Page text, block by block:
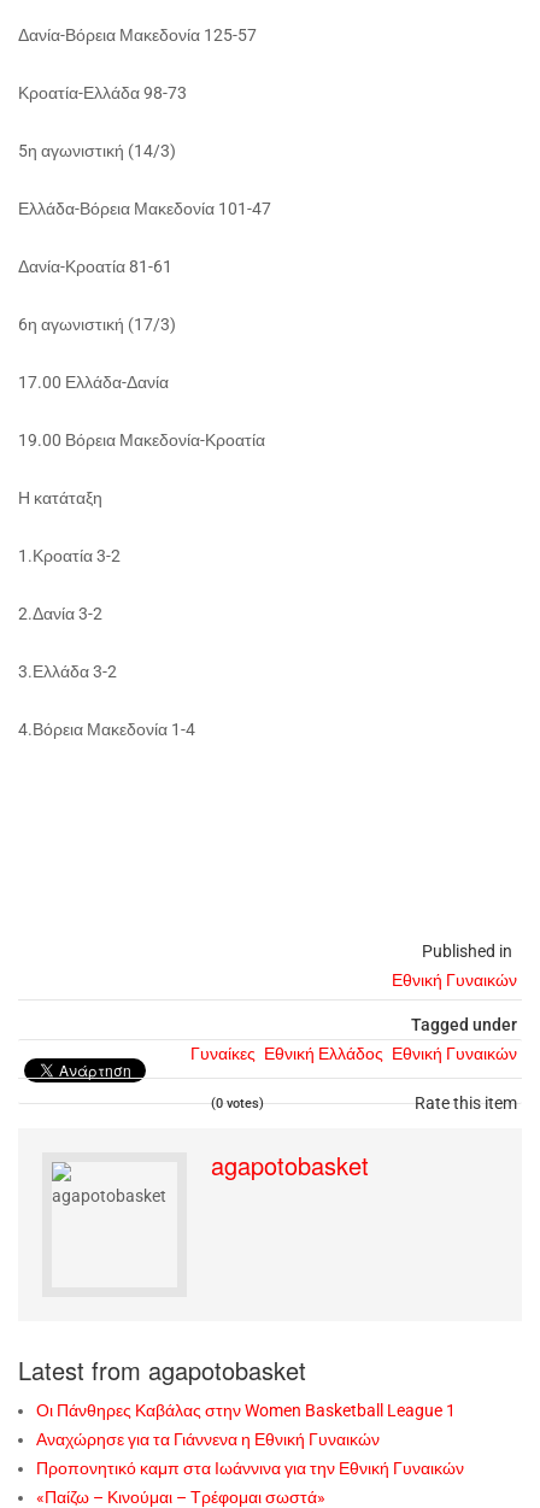
Published in
Εθνική Γυναικών
Tagged under
Γυναίκες Εθνική Ελλάδος Εθνική Γυναικών
Rate this item
(0 votes)
Δανία-Βόρεια Μακεδονία 125-57
Κροατία-Ελλάδα 98-73
5η αγωνιστική (14/3)
Ελλάδα-Βόρεια Μακεδονία 101-47
Δανία-Κροατία 81-61
6η αγωνιστική (17/3)
17.00 Ελλάδα-Δανία
19.00 Βόρεια Μακεδονία-Κροατία
Η κατάταξη
1.Κροατία 3-2
2.Δανία 3-2
3.Ελλάδα 3-2
4.Βόρεια Μακεδονία 1-4
agapotobasket
Latest from agapotobasket
Οι Πάνθηρες Καβάλας στην Women Basketball League 1
Αναχώρησε για τα Γιάννενα η Εθνική Γυναικών
Προπονητικό καμπ στα Ιωάννινα για την Εθνική Γυναικών
«Παίζω – Κινούμαι – Τρέφομαι σωστά»